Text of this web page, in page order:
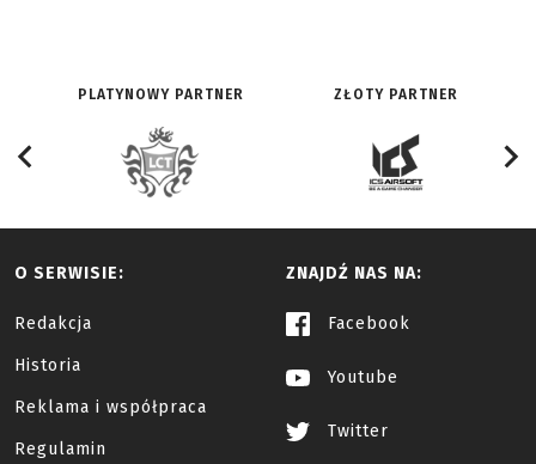
PLATYNOWY PARTNER ZŁOTY PARTNER
O SERWISIE:
Redakcja
Historia
Reklama i współpraca
Regulamin
ZNAJDŹ NAS NA:
Facebook
Youtube
Twitter